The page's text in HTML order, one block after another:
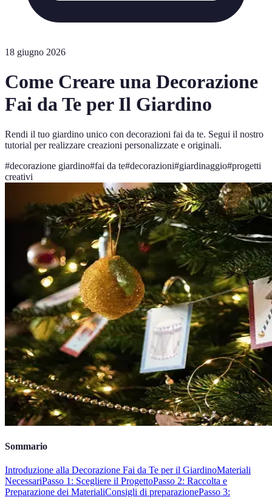
18 giugno 2026
Come Creare una Decorazione
Fai da Te per Il Giardino
Rendi il tuo giardino unico con decorazioni fai da te. Segui il nostro
tutorial per realizzare creazioni personalizzate e originali.
#decorazione giardino#fai da te#decorazioni#giardinaggio#progetti
creativi
Sommario
Introduzione alla Decorazione Fai da Te per il GiardinoMateriali
NecessariPasso 1: Scegliere il ProgettoPasso 2: Raccolta e
Preparazione dei MaterialiConsigli di preparazionePasso 3: